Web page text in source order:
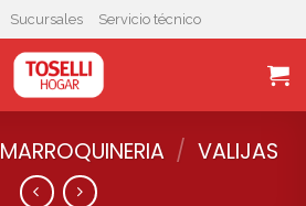
Sucursales Servicio técnico
MARROQUINERIA / VALIJAS